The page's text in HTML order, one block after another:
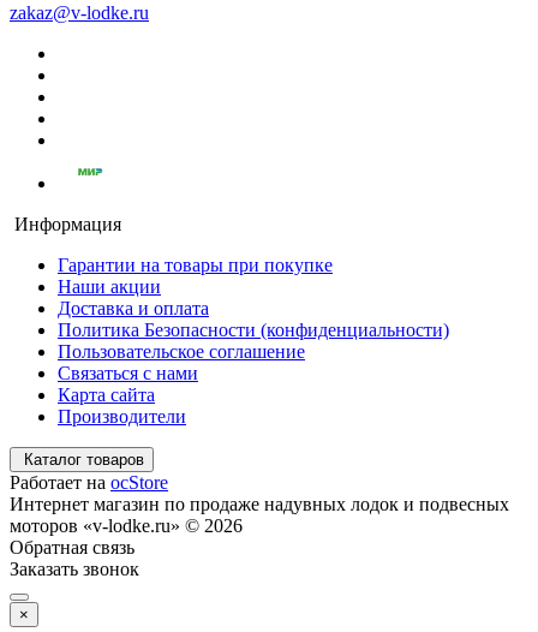
zakaz@v-lodke.ru
Информация
Гарантии на товары при покупке
Наши акции
Доставка и оплата
Политика Безопасности (конфиденциальности)
Пользовательское соглашение
Связаться с нами
Карта сайта
Производители
Каталог товаров
Работает на ocStore
Интернет магазин по продаже надувных лодок и подвесных
моторов «v-lodke.ru» © 2026
Обратная связь
Заказать звонок
×